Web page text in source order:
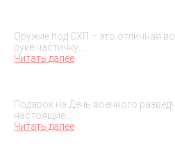
Оружие под СХП – это отличная
руке частичку…
Читать далее
Подарок на День военного
настоящие…
Читать далее